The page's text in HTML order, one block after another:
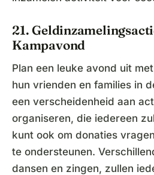
21.
Kampavond
Plan een leuke avond uit
hun vrienden en families in
een verscheidenheid aan
organiseren, die iedereen
kunt ook om donaties
te ondersteunen.
dansen en zingen, zullen